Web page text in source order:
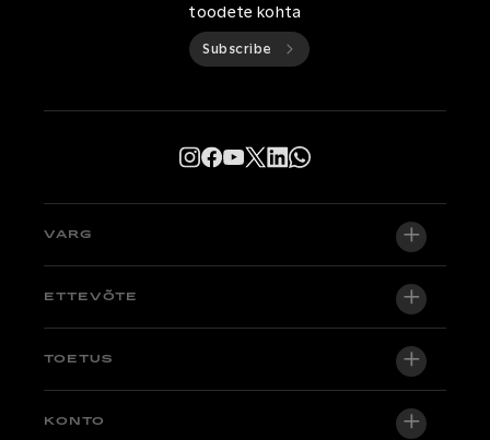
toodete kohta
Subscribe
VARG
VARG EX
Factory Edition
ETTEVÕTE
Meie kohta
TOETUS
Tugikeskus
KONTO